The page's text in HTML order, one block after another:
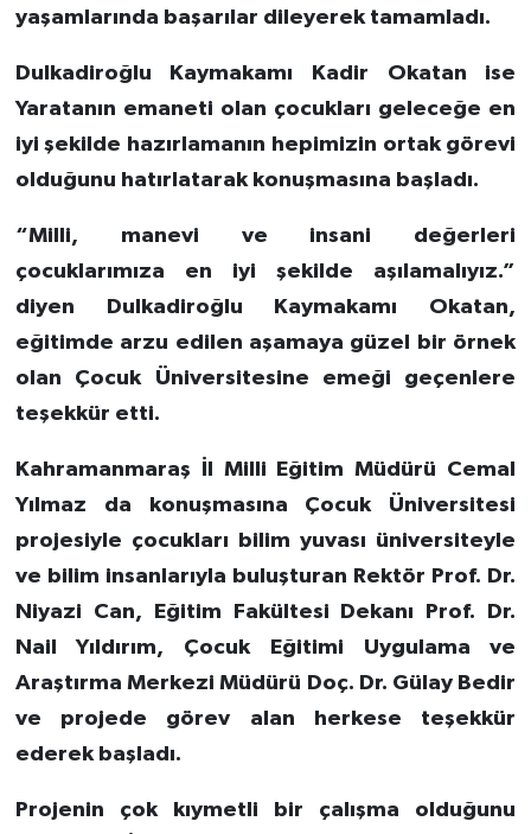
yaşamlarında başarılar dileyerek tamamladı.
Dulkadiroğlu Kaymakamı Kadir Okatan ise
Yaratanın emaneti olan çocukları geleceğe en
iyi şekilde hazırlamanın hepimizin ortak görevi
olduğunu hatırlatarak konuşmasına başladı.
“Milli, manevi ve insani değerleri
çocuklarımıza en iyi şekilde aşılamalıyız.”
diyen Dulkadiroğlu Kaymakamı Okatan,
eğitimde arzu edilen aşamaya güzel bir örnek
olan Çocuk Üniversitesine emeği geçenlere
teşekkür etti.
Kahramanmaraş İl Milli Eğitim Müdürü Cemal
Yılmaz da konuşmasına Çocuk Üniversitesi
projesiyle çocukları bilim yuvası üniversiteyle
ve bilim insanlarıyla buluşturan Rektör Prof. Dr.
Niyazi Can, Eğitim Fakültesi Dekanı Prof. Dr.
Nail Yıldırım, Çocuk Eğitimi Uygulama ve
Araştırma Merkezi Müdürü Doç. Dr. Gülay Bedir
ve projede görev alan herkese teşekkür
ederek başladı.
Projenin çok kıymetli bir çalışma olduğunu